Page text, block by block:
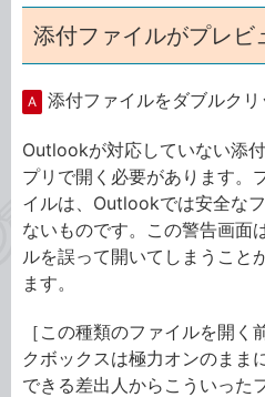
添付ファイルがプレビ
A 添付ファイルをダブルク
Outlookが対応していない添
プリで開く必要があります。
イルは、Outlookでは安全な
ないものです。この警告画面
ルを誤って開いてしまうこと
ます。
［この種類のファイルを開
クボックスは極力オンのまま
できる差出人からこういった